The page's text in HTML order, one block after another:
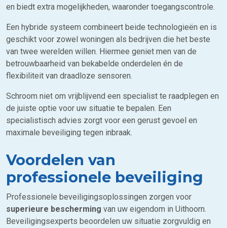
en biedt extra mogelijkheden, waaronder toegangscontrole.
Een hybride systeem combineert beide technologieën en is
geschikt voor zowel woningen als bedrijven die het beste
van twee werelden willen. Hiermee geniet men van de
betrouwbaarheid van bekabelde onderdelen én de
flexibiliteit van draadloze sensoren.
Schroom niet om vrijblijvend een specialist te raadplegen en
de juiste optie voor uw situatie te bepalen. Een
specialistisch advies zorgt voor een gerust gevoel en
maximale beveiliging tegen inbraak.
Voordelen van
professionele beveiliging
Professionele beveiligingsoplossingen zorgen voor
superieure bescherming van uw eigendom in Uithoorn.
Beveiligingsexperts beoordelen uw situatie zorgvuldig en